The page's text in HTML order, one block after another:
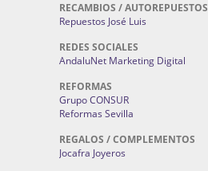
RECAMBIOS / AUTOREPUESTOS
Repuestos José Luis
REDES SOCIALES
AndaluNet Marketing Digital
REFORMAS
Grupo CONSUR
Reformas Sevilla
REGALOS / COMPLEMENTOS
Jocafra Joyeros